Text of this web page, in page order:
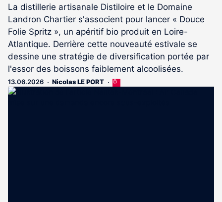
La distillerie artisanale Distiloire et le Domaine
Landron Chartier s'associent pour lancer « Douce
Folie Spritz », un apéritif bio produit en Loire-
Atlantique. Derrière cette nouveauté estivale se
dessine une stratégie de diversification portée par
l'essor des boissons faiblement alcoolisées.
13.06.2026 Nicolas LE PORT
Cet